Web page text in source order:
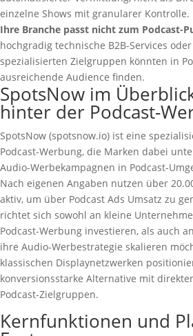
einzelne Shows mit granularer Kontrolle.
Ihre Branche passt nicht zum Podcast-
hochgradig technische B2B-Services
spezialisierten Zielgruppen könnten in
ausreichende Audience finden.
SpotsNow im
hinter der Podcast-
SpotsNow (spotsnow.io) ist eine
Podcast-Werbung, die Marken dabei
Audio-Werbekampagnen in Podcast-
Nach eigenen Angaben nutzen über
aktiv, um über Podcast Ads Umsatz zu
richtet sich sowohl an kleine
Podcast-Werbung investieren, als auch
ihre Audio-Werbestrategie skalieren
klassischen Displaynetzwerken
konversionsstarke Alternative mit
Podcast-Zielgruppen.
Kernfunktionen und